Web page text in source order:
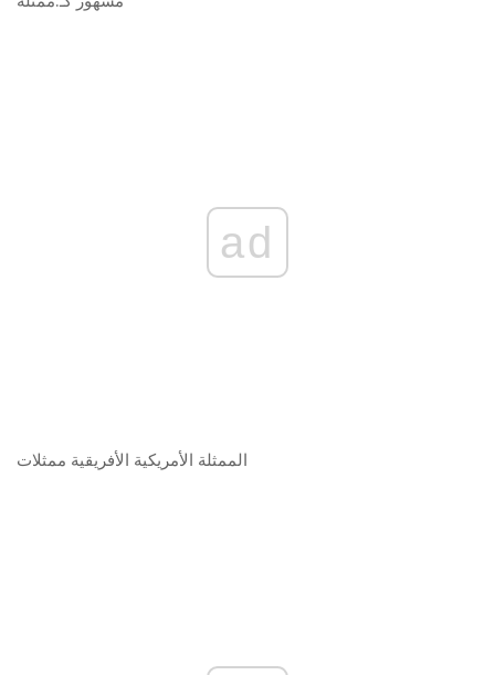
ad
الممثلة الأمريكية الأفريقية ممثلات